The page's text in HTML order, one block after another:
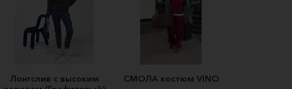
Лонгслив с высоким
СМОЛА костюм VINO